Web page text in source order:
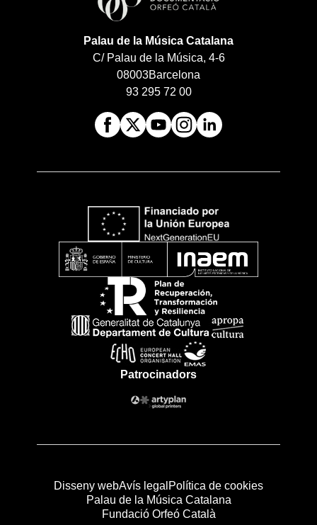
Palau de la Música Catalana
C/ Palau de la Música, 4-6
08003Barcelona
93 295 72 00
Patrocinadors
Disseny webAvís legal Política de cookies
Palau de la Música Catalana
Fundació Orfeó Català